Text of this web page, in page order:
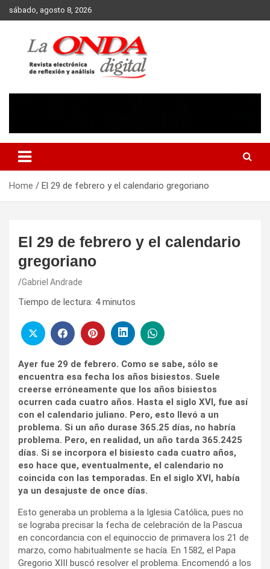
Skip
to
sábado, agosto 8, 2026
Home El 29 de febrero y el calendario gregoriano
El 29 de febrero y el calendario
gregoriano
Gabriel Andrade
Tiempo de lectura: 4 minutos
Ayer fue 29 de febrero. Como se sabe, sólo se
encuentra esa fecha los años bisiestos. Suele
creerse erróneamente que los años bisiestos
ocurren cada cuatro años. Hasta el siglo XVI, fue así
con el calendario juliano. Pero, esto llevó a un
problema. Si un año durase 365.25 días, no habría
problema. Pero, en realidad, un año tarda 365.2425
días. Si se incorpora el bisiesto cada cuatro años,
eso hace que, eventualmente, el calendario no
coincida con las temporadas. En el siglo XVI, había
ya un desajuste de once días.
Esto generaba un problema a la Iglesia Católica, pues no
se lograba precisar la fecha de celebración de la Pascua
en concordancia con el equinoccio de primavera los 21 de
marzo, como habitualmente se hacía. En 1582, el Papa
Gregorio XIII buscó resolver el problema. Encomendó a los